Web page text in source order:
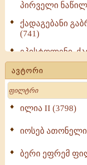
პირველი
ქადაგებანი
(741)
ეპისტოლენი,
(723)
მოძღვრის
მრევლისათვის
Wisdomge (514)
ქადაგებანი
სულიერი
ავტორი
Search
ილია II (3798)
იოსებ ათონელი
ბერი ეფრემ